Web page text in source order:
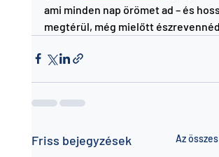
ami minden nap örömet ad – és
megtérül, még mielőtt észrevennéd.
Friss bejegyzések Az